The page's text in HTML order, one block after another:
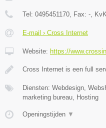
Tel: 0495451170 , Fax: - ,
E-mail › Cross Internet
Website: https://
Cross Internet is een full
Diensten: Webdesign,
marketing bureau, Hosting
Openingstijden ▼